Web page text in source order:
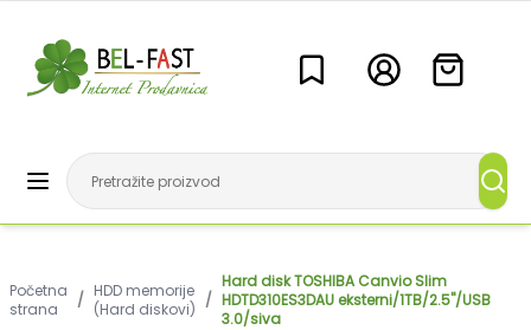
Početna
strana
/ HDD memorije
(Hard diskovi) /
Hard disk TOSHIBA Canvio Slim
HDTD310ES3DAU eksterni/1TB/2.5"/USB
3.0/siva